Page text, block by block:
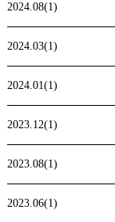
2024.08(1)
2024.03(1)
2024.01(1)
2023.12(1)
2023.08(1)
2023.06(1)